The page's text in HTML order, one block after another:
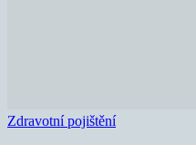
Zdravotní pojištění